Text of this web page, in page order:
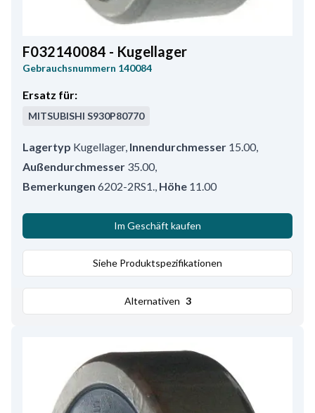
F032140084 - Kugellager
Gebrauchsnummern 140084
Ersatz für:
MITSUBISHI S930P80770
Lagertyp Kugellager, Innendurchmesser 15.00,
Außendurchmesser 35.00,
Bemerkungen 6202-2RS1., Höhe 11.00
Im Geschäft kaufen
Siehe Produktspezifikationen
Alternativen 3